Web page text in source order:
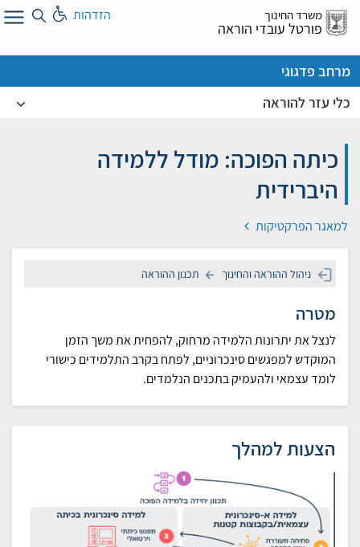
דלג
אל
משרד החינוך
פורטל עובדי הוראה
הזדהות
מרחב פדגוגי
כלי עזר להוראה
כיתה הפוכה: מודל ללמידה
היברידית
למאגר הפרקטיקות
ניהול ההוראה והחינוך תכנון ההוראה
מטרה
לנצל את יתרונות הלמידה מרחוק, להפחית את משך הזמן
המוקדש למפגשים סינכרוניים, לפתח בקרב התלמידים כישורי
לומד עצמאי ולהעמיק בתכנים הנלמדים.
הצעות למהלך